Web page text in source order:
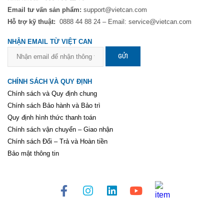
Email tư vấn sản phẩm: support@vietcan.com
Hỗ trợ kỹ thuật: 0888 44 88 24 – Email: service@vietcan.com
NHẬN EMAIL TỪ VIỆT CAN
GỬI
CHÍNH SÁCH VÀ QUY ĐỊNH
Chính sách và Quy định chung
Chính sách Bảo hành và Bảo trì
Quy định hình thức thanh toán
Chính sách vận chuyển – Giao nhận
Chính sách Đổi – Trả và Hoàn tiền
Bảo mật thông tin